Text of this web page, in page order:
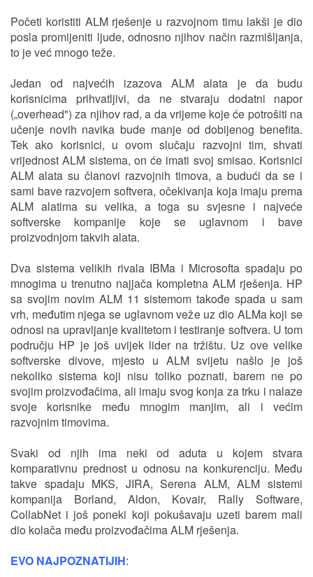
Početi koristiti ALM rješenje u razvojnom timu lakši je dio
posla promijeniti ljude, odnosno njihov način razmišljanja,
to je već mnogo teže.
Jedan od najvećih izazova ALM alata je da budu
korisnicima prihvatljivi, da ne stvaraju dodatni napor
(„overhead") za njihov rad, a da vrijeme koje će potrošiti na
učenje novih navika bude manje od dobijenog benefita.
Tek ako korisnici, u ovom slučaju razvojni tim, shvati
vrijednost ALM sistema, on će imati svoj smisao. Korisnici
ALM alata su članovi razvojnih timova, a budući da se i
sami bave razvojem softvera, očekivanja koja imaju prema
ALM alatima su velika, a toga su svjesne i najveće
softverske kompanije koje se uglavnom i bave
proizvodnjom takvih alata.
Dva sistema velikih rivala IBMa i Microsofta spadaju po
mnogima u trenutno najjača kompletna ALM rješenja. HP
sa svojim novim ALM 11 sistemom takođe spada u sam
vrh, međutim njega se uglavnom veže uz dio ALMa koji se
odnosi na upravljanje kvalitetom i testiranje softvera. U tom
području HP je još uvijek lider na tržištu. Uz ove velike
softverske divove, mjesto u ALM svijetu našlo je još
nekoliko sistema koji nisu toliko poznati, barem ne po
svojim proizvođačima, ali imaju svog konja za trku i nalaze
svoje korisnike među mnogim manjim, ali i većim
razvojnim timovima.
Svaki od njih ima neki od aduta u kojem stvara
komparativnu prednost u odnosu na konkurenciju. Među
takve spadaju MKS, JIRA, Serena ALM, ALM sistemi
kompanija Borland, Aldon, Kovair, Rally Software,
CollabNet i još poneki koji pokušavaju uzeti barem mali
dio kolača među proizvođačima ALM rješenja.
EVO NAJPOZNATIJIH: